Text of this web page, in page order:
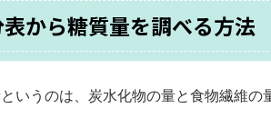
から糖質量を調べる方法
いうのは、炭水化物の量と食物繊維の